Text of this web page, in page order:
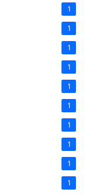
1
1
1
1
1
1
1
1
1
1